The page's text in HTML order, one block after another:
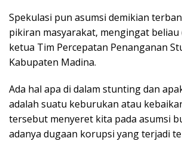
Spekulasi pun asumsi demikian
pikiran masyarakat, mengingat beliau
ketua Tim Percepatan Penanganan
Kabupaten Madina.
Ada hal apa di dalam stunting dan
adalah suatu keburukan atau
tersebut menyeret kita pada asumsi
adanya dugaan korupsi yang terjadi